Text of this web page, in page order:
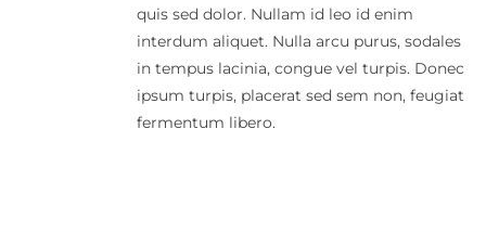
quis sed dolor. Nullam id leo id enim
interdum aliquet. Nulla arcu purus, sodales
in tempus lacinia, congue vel turpis. Donec
ipsum turpis, placerat sed sem non, feugiat
fermentum libero.